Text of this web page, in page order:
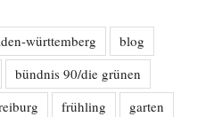
württemberg
blog
bündnis 90/die grünen
frühling
garten